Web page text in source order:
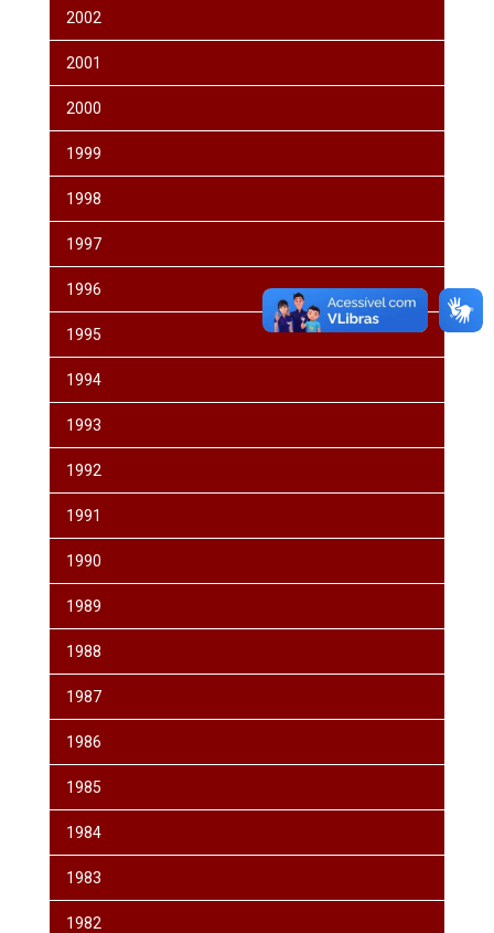
2002
2001
2000
1999
1998
1997
1996
1995
1994
1993
1992
1991
1990
1989
1988
1987
1986
1985
1984
1983
1982